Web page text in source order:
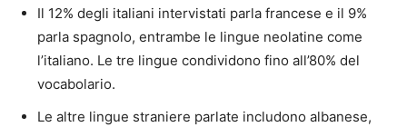
Il 12% degli italiani intervistati parla francese e il 9%
parla spagnolo, entrambe le lingue neolatine come
l’italiano. Le tre lingue condividono fino all’80% del
vocabolario.
Le altre lingue straniere parlate includono albanese,